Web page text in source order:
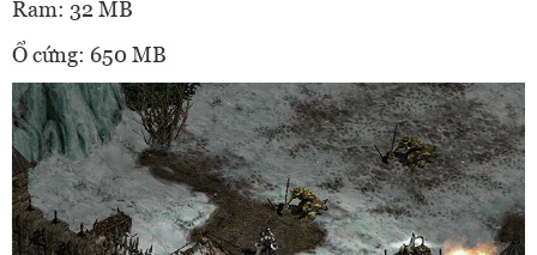
Ram: 32 MB
Ổ cứng: 650 MB